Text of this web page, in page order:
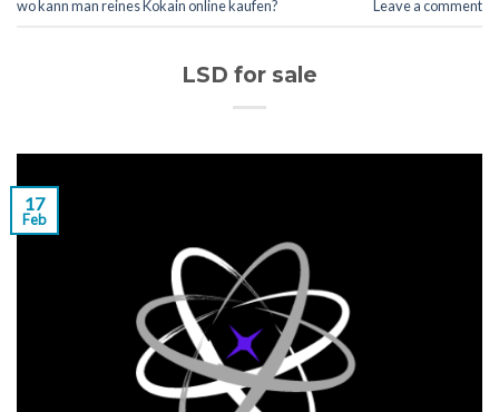
wo kann man reines Kokain online kaufen?
Leave a comment
LSD for sale
17
Feb